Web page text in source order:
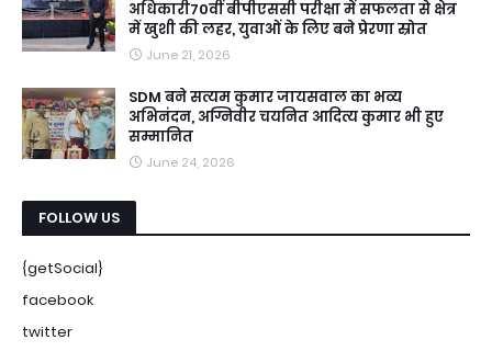
अधिकारी70वीं बीपीएससी परीक्षा में सफलता से क्षेत्र
में खुशी की लहर, युवाओं के लिए बने प्रेरणा स्रोत
June 21, 2026
SDM बने सत्यम कुमार जायसवाल का भव्य
अभिनंदन, अग्निवीर चयनित आदित्य कुमार भी हुए
सम्मानित
June 24, 2026
FOLLOW US
{getSocial}
facebook
twitter